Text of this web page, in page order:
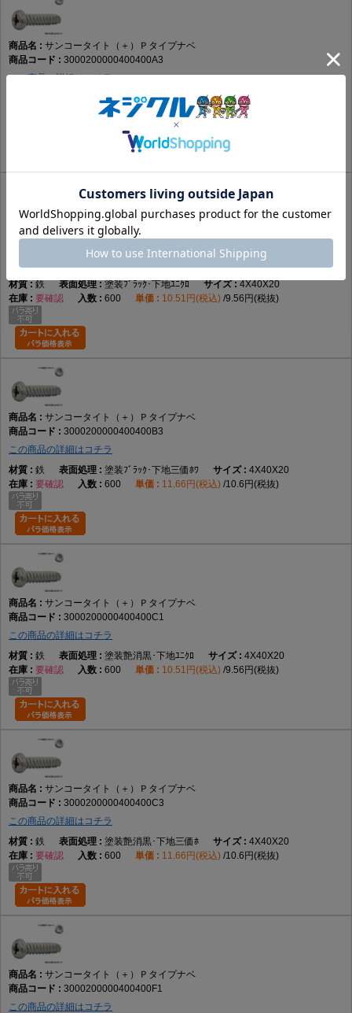
サンコータイト（＋）Ｐタイプナベ
3000200000400400A3
この商品の詳細はコチラ
塗装ﾎﾜｲﾄ･下地三価ﾎﾜｲ
4X40X20
600 11.66円(税込) 10.6円(税抜)
サンコータイト（＋）Ｐタイプナベ
この商品の詳細はコチラ
鉄
塗装ﾌﾞﾗｯｸ･下地ﾕﾆｸﾛ
4X40X20
要確認
600 10.51円(税込) 9.56円(税抜)
サンコータイト（＋）Ｐタイプナベ
3000200000400400B3
この商品の詳細はコチラ
鉄
塗装ﾌﾞﾗｯｸ･下地三価ﾎﾜ
4X40X20
要確認
600 11.66円(税込) 10.6円(税抜)
サンコータイト（＋）Ｐタイプナベ
3000200000400400C1
この商品の詳細はコチラ
鉄
塗装艶消黒･下地ﾕﾆｸﾛ
4X40X20
要確認
600 10.51円(税込) 9.56円(税抜)
サンコータイト（＋）Ｐタイプナベ
3000200000400400C3
この商品の詳細はコチラ
鉄
塗装艶消黒･下地三価ﾎ
4X40X20
要確認
600 11.66円(税込) 10.6円(税抜)
サンコータイト（＋）Ｐタイプナベ
3000200000400400F1
この商品の詳細はコチラ